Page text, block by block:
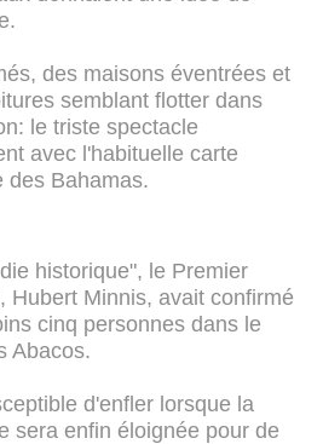
des maisons éventrées et
semblant flotter dans
le triste spectacle
avec l'habituelle carte
des Bahamas.
historique", le Premier
Hubert Minnis, avait confirmé
cinq personnes dans le
Abacos.
d'enfler lorsque la
sera enfin éloignée pour de